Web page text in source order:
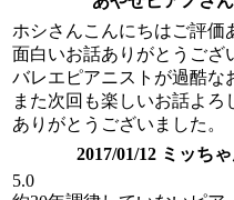
ホシさんこんにちはご評価
面白いお話ありがとうござ
バレエピアニストが過酷な
また次回も楽しいお話よろ
ありがとうございました。
2017/01/12 ミッち
5.0